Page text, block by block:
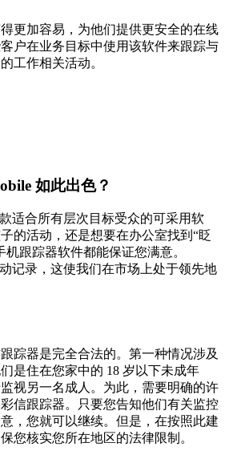
更加容易，为他们提供更安全的在线
户在业务目标中使用该软件来跟踪与
工作相关活动。
如此出色？
适合所有层次目标受众的可采用软
的活动，还是想要在办公室找到“眨
机跟踪器软件都能保证您满意。
记录，这使我们在市场上处于领先地
踪器是完全合法的。第一种情况涉及
是住在您家中的 18 岁以下未成年
视另一名成人。为此，需要明确的许
信跟踪器。只要您告知他们有关监控
，您就可以继续。但是，在按照此建
您核实您所在地区的法律限制。